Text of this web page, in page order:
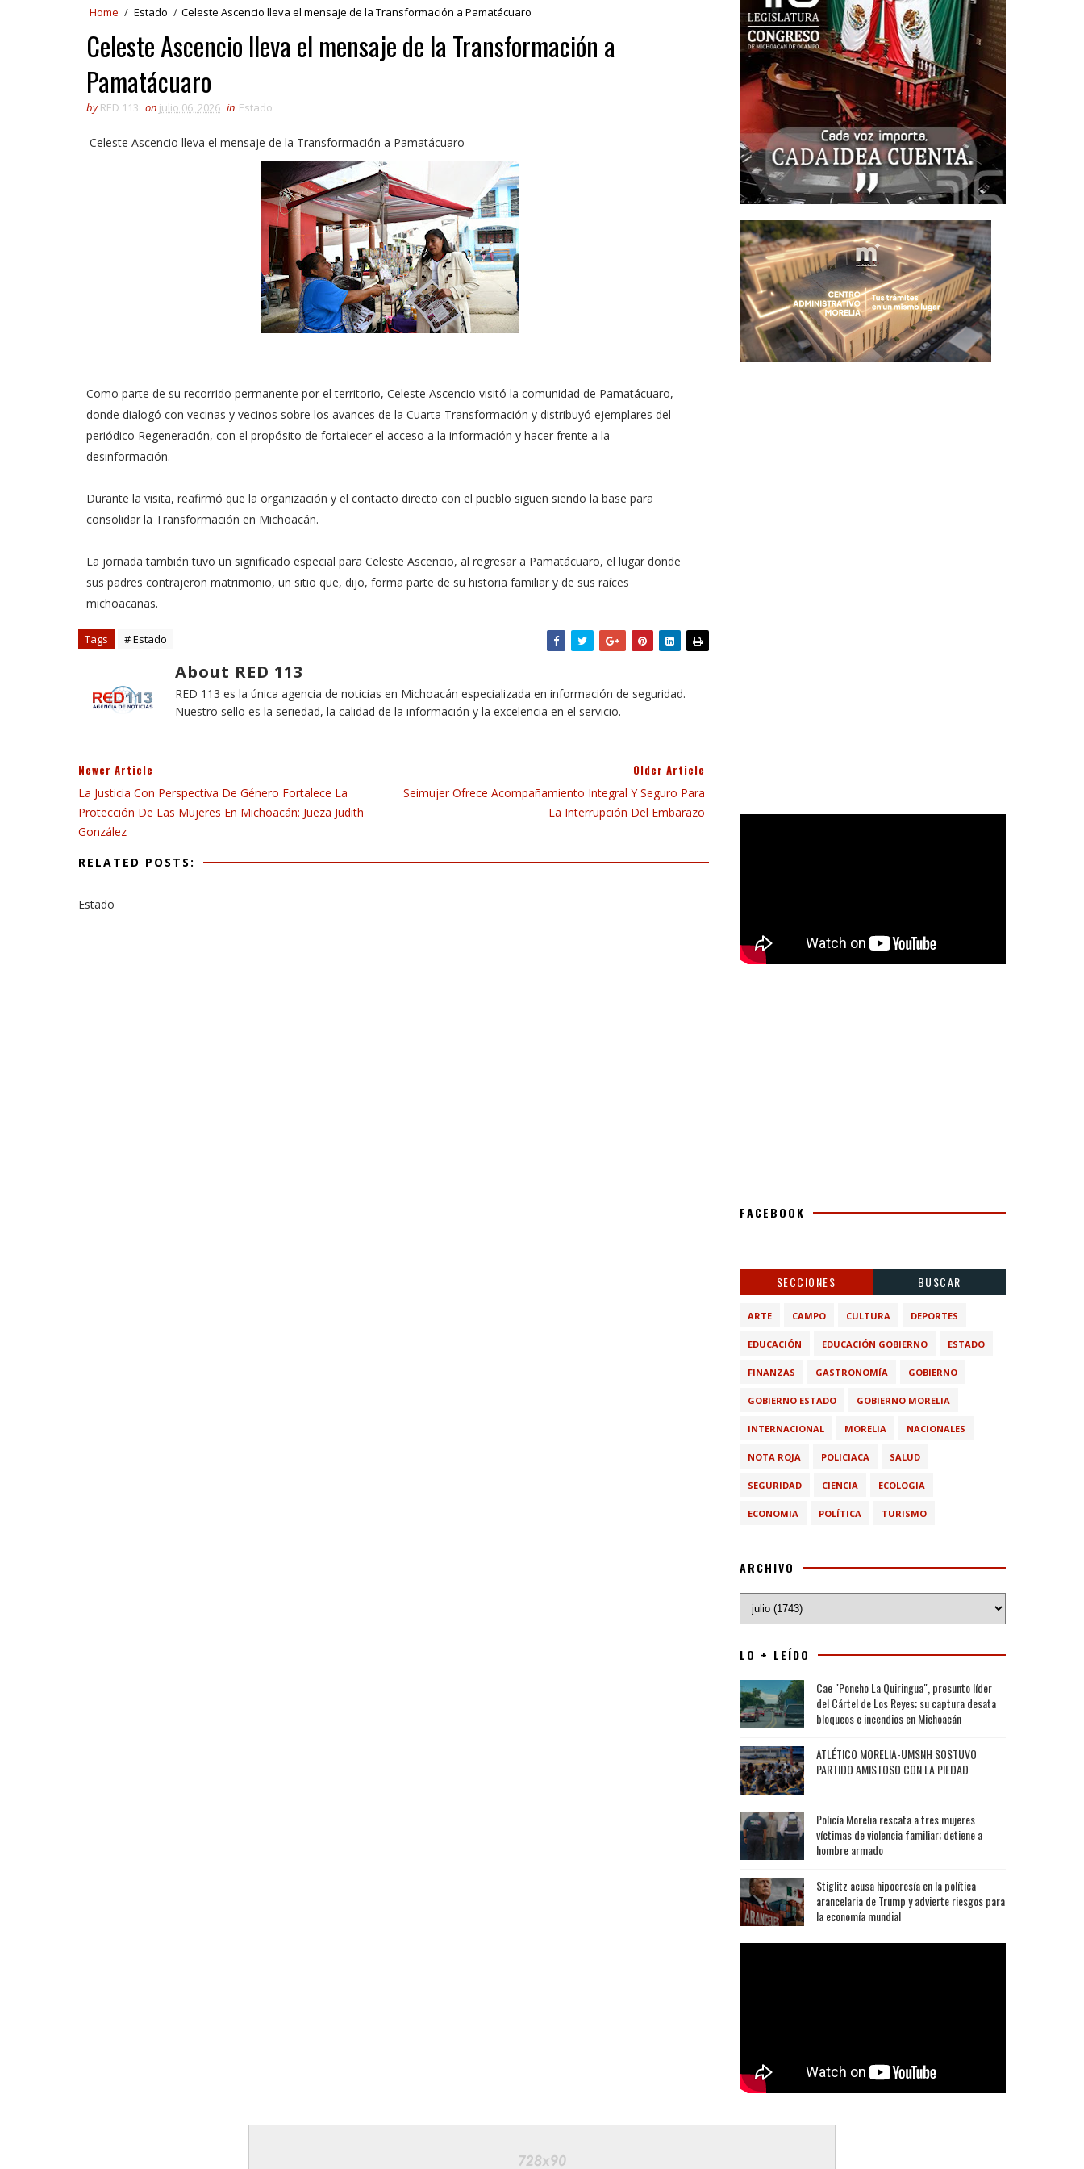
Home / Estado / Celeste Ascencio lleva el mensaje de la Transformación a Pamatácuaro
Celeste Ascencio lleva el mensaje de la Transformación a
Pamatácuaro
by RED 113 on julio 06, 2026 in Estado
Celeste Ascencio lleva el mensaje de la Transformación a Pamatácuaro
Como parte de su recorrido permanente por el territorio, Celeste Ascencio visitó la comunidad de Pamatácuaro,
donde dialogó con vecinas y vecinos sobre los avances de la Cuarta Transformación y distribuyó ejemplares del
periódico Regeneración, con el propósito de fortalecer el acceso a la información y hacer frente a la
desinformación.
Durante la visita, reafirmó que la organización y el contacto directo con el pueblo siguen siendo la base para
consolidar la Transformación en Michoacán.
La jornada también tuvo un significado especial para Celeste Ascencio, al regresar a Pamatácuaro, el lugar donde
sus padres contrajeron matrimonio, un sitio que, dijo, forma parte de su historia familiar y de sus raíces
michoacanas.
Tags # Estado
About RED 113
RED 113 es la única agencia de noticias en Michoacán especializada en información de seguridad.
Nuestro sello es la seriedad, la calidad de la información y la excelencia en el servicio.
Newer Article
La Justicia Con Perspectiva De Género Fortalece La
Protección De Las Mujeres En Michoacán: Jueza Judith
González
Older Article
Seimujer Ofrece Acompañamiento Integral Y Seguro Para
La Interrupción Del Embarazo
RELATED POSTS:
Estado
FACEBOOK
SECCIONES BUSCAR
ARTE CAMPO CULTURA DEPORTES
EDUCACIÓN EDUCACIÓN GOBIERNO ESTADO
FINANZAS GASTRONOMÍA GOBIERNO
GOBIERNO ESTADO GOBIERNO MORELIA
INTERNACIONAL MORELIA NACIONALES
NOTA ROJA POLICIACA SALUD
SEGURIDAD CIENCIA ECOLOGIA
ECONOMIA POLÍTICA TURISMO
ARCHIVO
LO + LEÍDO
Cae "Poncho La Quiringua", presunto líder
del Cártel de Los Reyes; su captura desata
bloqueos e incendios en Michoacán
ATLÉTICO MORELIA-UMSNH SOSTUVO
PARTIDO AMISTOSO CON LA PIEDAD
Policía Morelia rescata a tres mujeres
víctimas de violencia familiar; detiene a
hombre armado
Stiglitz acusa hipocresía en la política
arancelaria de Trump y advierte riesgos para
la economía mundial